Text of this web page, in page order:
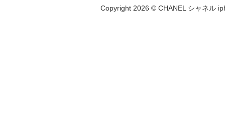
Copyright 2026 © CHANEL シャネル